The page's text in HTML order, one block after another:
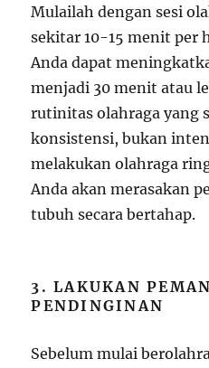
Mulailah dengan sesi
sekitar 10-15 menit per
Anda dapat
menjadi 30 menit atau
rutinitas olahraga yang
konsistensi, bukan
melakukan olahraga
Anda akan merasakan
tubuh secara bertahap.
3. LAKUKAN
PENDINGINAN
Sebelum mulai